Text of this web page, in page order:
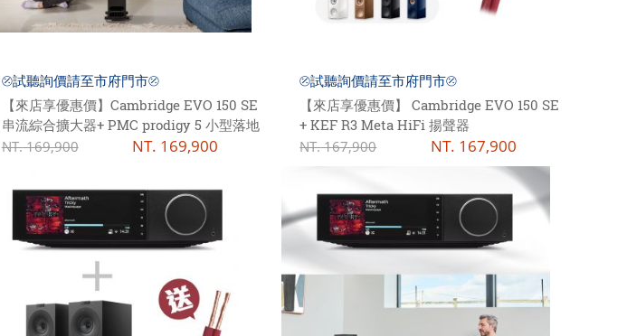
⦼試聽詢價請至市府門市⦼
【來店享優惠價】Cambridge EVO 150 SE
串流綜合擴大器+ PMC prodigy 5 小型落地
二音路揚聲器
NT.169,900 NT. 169,900
⦼試聽詢價請至市府門市⦼
【來店享優惠價】 Cambridge EVO 150 SE
+ KEF R3 Meta HiFi 揚聲器
NT.167,900 NT. 167,900